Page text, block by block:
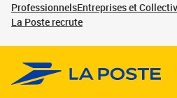
ProfessionnelsEntreprises et
La Poste recrute